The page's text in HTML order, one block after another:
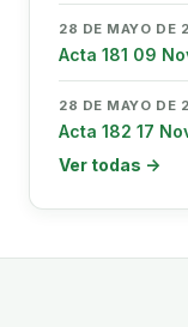
28 DE MAYO DE
Acta 181 09
28 DE MAYO DE
Acta 182 17
Ver todas →